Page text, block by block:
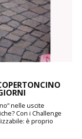
nelle uscite
Con i Challenge
è proprio